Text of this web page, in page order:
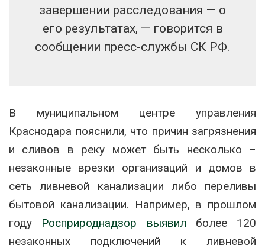
завершении расследования — о
его результатах, — говорится в
сообщении пресс-службы СК РФ.
В муниципальном центре управления
Краснодара пояснили, что причин загрязнения
и сливов в реку может быть несколько –
незаконные врезки организаций и домов в
сеть ливневой канализации либо переливы
бытовой канализации. Например, в прошлом
году Росприроднадзор выявил более 120
незаконных подключений к ливневой